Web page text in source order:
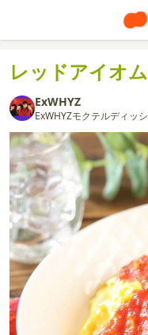
レッドアイオ
ExWHYZ
ExWHYZモクテルディッ